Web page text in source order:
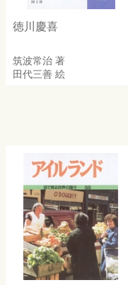
徳川慶喜
筑波常治 著
田代三善 絵